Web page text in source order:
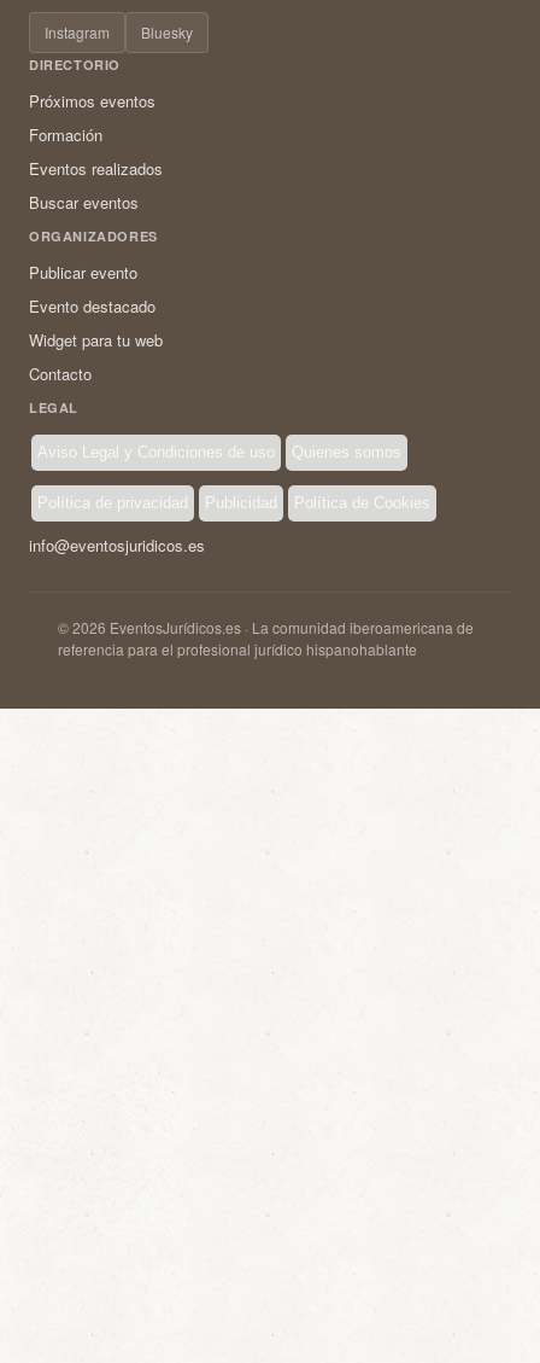
Instagram Bluesky
DIRECTORIO
Próximos eventos
Formación
Eventos realizados
Buscar eventos
ORGANIZADORES
Publicar evento
Evento destacado
Widget para tu web
Contacto
LEGAL
Aviso Legal y Condiciones de uso Quienes somos
Política de privacidad Publicidad Política de Cookies
info@eventosjuridicos.es
© 2026 EventosJurídicos.es · La comunidad iberoamericana de
referencia para el profesional jurídico hispanohablante